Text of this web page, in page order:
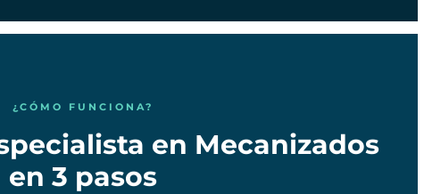
¿CÓMO FUNCIONA?
en Mecanizados
en 3 pasos